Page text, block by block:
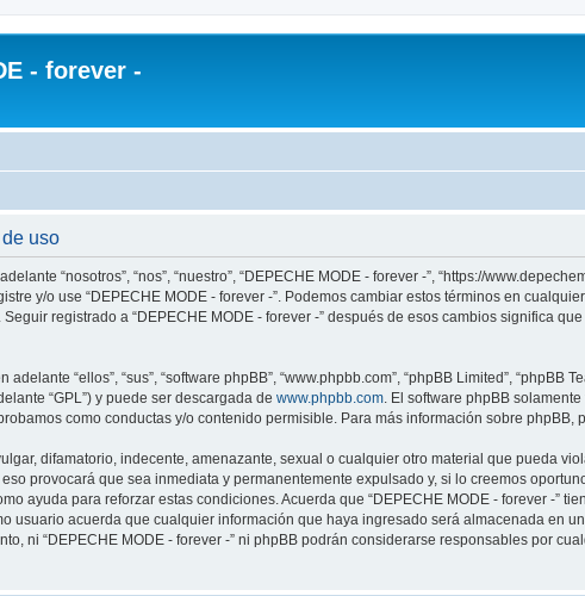
- forever -
uso
“nosotros”, “nos”, “nuestro”, “DEPECHE MODE - forever -”, “https://
y/o use “DEPECHE MODE - forever -”. Podemos cambiar estos términos en
registrado a “DEPECHE MODE - forever -” después de esos cambios significa
“ellos”, “sus”, “software phpBB”, “www.phpbb.com”, “phpBB Limited”, “phpBB
“GPL”) y puede ser descargada de www.phpbb.com . El software phpBB
como conductas y/o contenido permisible. Para más información sobre phpBB,
difamatorio, indecente, amenazante, sexual o cualquier otro material que pueda
provocará que sea inmediata y permanentemente expulsado y, si lo creemos
ayuda para reforzar estas condiciones. Acuerda que “DEPECHE MODE - forever -”
usuario acuerda que cualquier información que haya ingresado será almacenada en
ni “DEPECHE MODE - forever -” ni phpBB podrán considerarse responsables por